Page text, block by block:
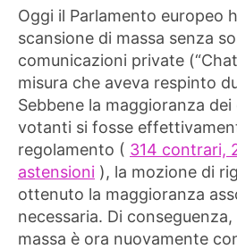
Oggi il Parlamento europeo
scansione di massa senza
comunicazioni private
misura che aveva respinto
Sebbene la maggioranza
votanti si fosse
regolamento ( 314 contrari,
astensioni ), la mozione di
ottenuto la maggioranza
necessaria. Di
massa è ora nuovamente